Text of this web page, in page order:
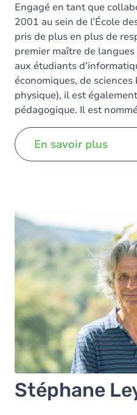
Engagé en tant que
2001 au sein de l’École
pris de plus en plus de
premier maître de
aux étudiants
économiques, de
physique), il est
pédagogique. Il est
2025.
En savoir plus
Stéphane